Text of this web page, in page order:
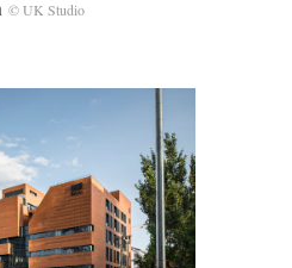
© UK Studio